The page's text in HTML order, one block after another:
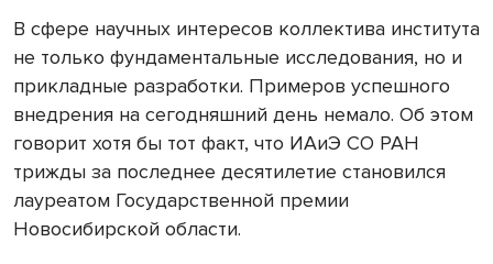
В сфере научных интересов коллектива института
не только фундаментальные исследования, но и
прикладные разработки. Примеров успешного
внедрения на сегодняшний день немало. Об этом
говорит хотя бы тот факт, что ИАиЭ СО РАН
трижды за последнее десятилетие становился
лауреатом Государственной премии
Новосибирской области.